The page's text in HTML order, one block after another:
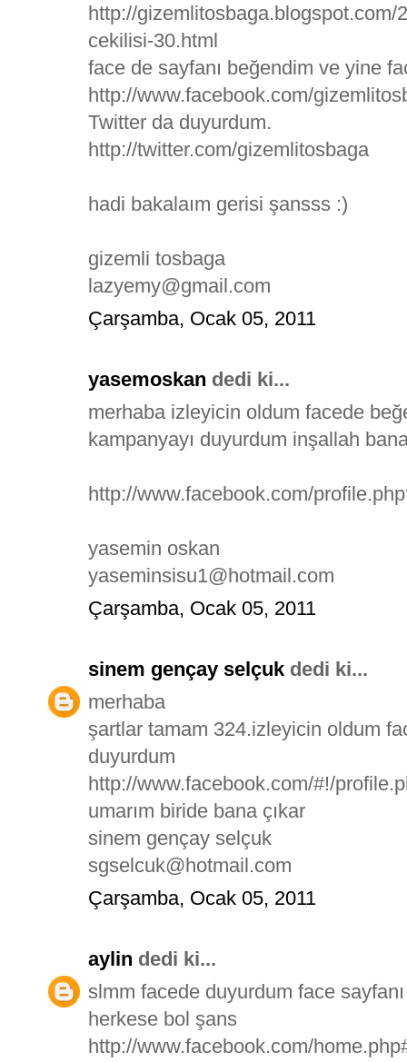
http://
cekilisi-30.html
face de sayfanı beğendim ve yine
http://www.facebook.com/
Twitter da duyurdum.
http://twitter.com/gizemlitosbaga
hadi bakalaım gerisi şansss :)
gizemli tosbaga
lazyemy@gmail.com
Çarşamba, Ocak 05, 2011
yasemoskan dedi ki...
merhaba izleyicin oldum facede
kampanyayı duyurdum inşallah
http://www.facebook.com/
yasemin oskan
yaseminsisu1@hotmail.com
Çarşamba, Ocak 05, 2011
sinem gençay selçuk dedi ki...
merhaba
şartlar tamam 324.izleyicin oldum
duyurdum
http://www.facebook.com/#!/
umarım biride bana çıkar
sinem gençay selçuk
sgselcuk@hotmail.com
Çarşamba, Ocak 05, 2011
aylin dedi ki...
slmm facede duyurdum face
herkese bol şans
http://www.facebook.com/